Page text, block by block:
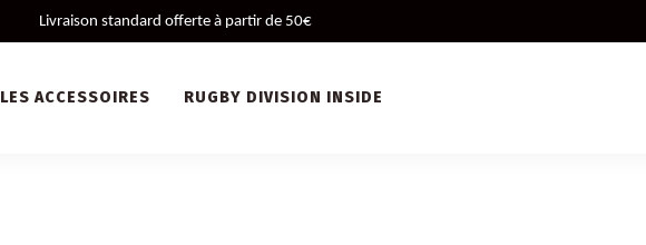
Livraison standard offerte à partir de 50€
LES ACCESSOIRES
RUGBY DIVISION INSIDE